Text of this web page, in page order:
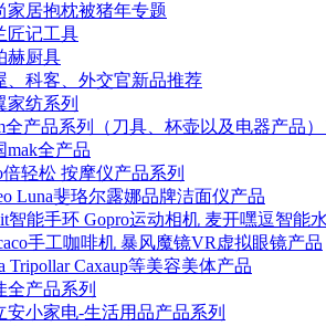
家居抱枕被猪年专题
匠记工具
赫厨具
、科客、外交官新品推荐
家纺系列
全产品系列（刀具、杯壶以及电器产品）
mak全产品
倍轻松 按摩仪产品系列
Luna斐珞尔露娜品牌洁面仪产品
智能手环 Gopro运动相机 麦开嘿逗智能
手工咖啡机 暴风魔镜VR虚拟眼镜产品
Tripollar Caxaup等美容美体产品
全产品系列
安小家电-生活用品产品系列